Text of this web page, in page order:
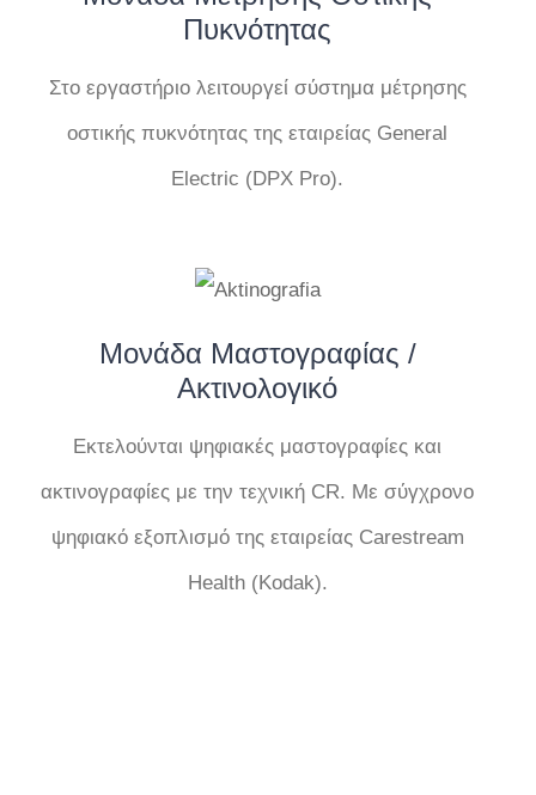
Πυκνότητας
Στο εργαστήριο λειτουργεί σύστημα μέτρησης
οστικής πυκνότητας της εταιρείας General
Electric (DPX Pro).
Μονάδα Μαστογραφίας /
Ακτινολογικό
Εκτελούνται ψηφιακές μαστογραφίες και
ακτινογραφίες με την τεχνική CR. Με σύγχρονο
ψηφιακό εξοπλισμό της εταιρείας Carestream
Health (Kodak).